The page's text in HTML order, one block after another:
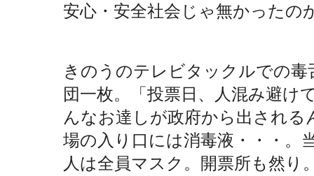
安心・安全社会じゃ無かったの
きのうのテレビタックルでの
団一枚。「投票日、人混み避け
んなお達しが政府から出され
場の入り口には消毒液・・・。
人は全員マスク。開票所も然り